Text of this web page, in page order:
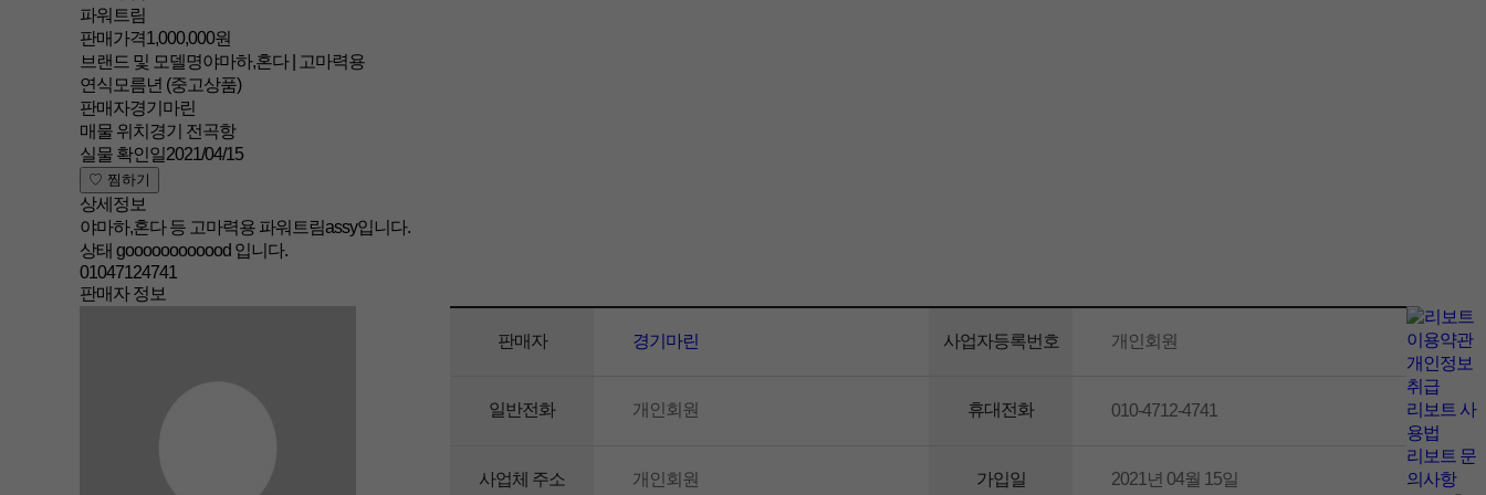
파워트림
판매가격1,000,000원
브랜드 및 모델명야마하,혼다 | 고마력용
연식 모름년 (중고상품)
판매자경기마린
매물 위치 경기 전곡항
실물 확인일2021/04/15
상세정보
야마하,혼다 등 고마력용 파워트림assy입니다.
상태 goooooooooood 입니다.
01047124741
판매자 정보
판매자 경기마린 사업자등록번호 개인회원
일반전화 개인회원 휴대전화 010-4712-4741
사업체 주소 개인회원 가입일 2021년 04월 15일
이용약관
개인정보
취급
리보트 사
용법
리보트 문
의사항